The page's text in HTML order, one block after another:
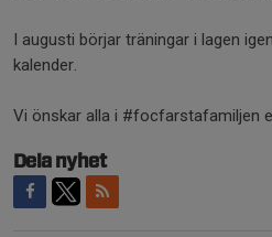
I augusti börjar träningar i lagen
kalender.
Vi önskar alla i #focfarstafamiljen
Dela nyhet